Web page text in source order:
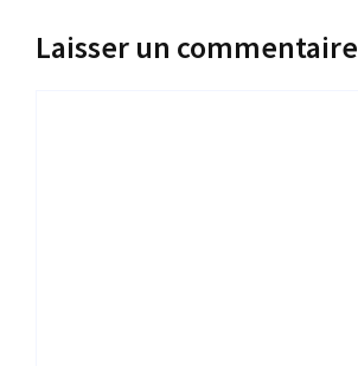
Laisser un commentaire